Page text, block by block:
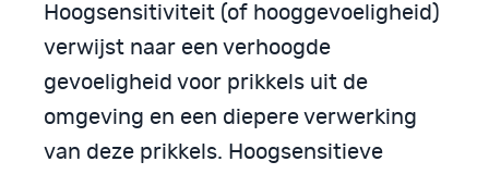
Hoogsensitiviteit (of hooggevoeligheid)
verwijst naar een verhoogde
gevoeligheid voor prikkels uit de
omgeving en een diepere verwerking
van deze prikkels. Hoogsensitieve